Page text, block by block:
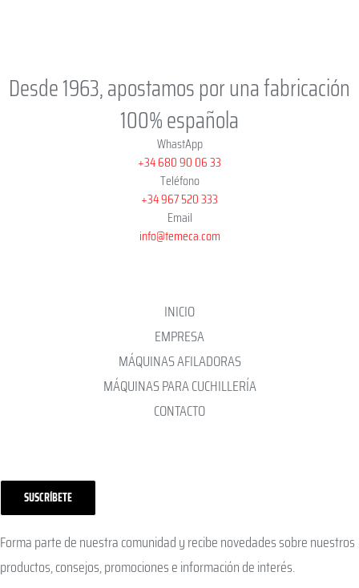
Desde 1963, apostamos por una fabricación
100% española
WhastApp
+34 680 90 06 33
Teléfono
+34 967 520 333
Email
info@temeca.com
INICIO
EMPRESA
MÁQUINAS AFILADORAS
MÁQUINAS PARA CUCHILLERÍA
CONTACTO
SUSCRÍBETE
Forma parte de nuestra comunidad y recibe novedades sobre nuestros
productos, consejos, promociones e información de interés.